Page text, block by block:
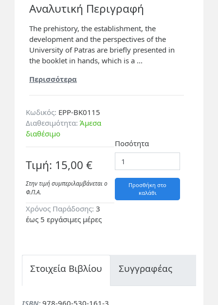
Αναλυτική Περιγραφή
The prehistory, the establishment, the
development and the perspectives of the
University of Patras are briefly presented in
the booklet in hands, which is a ...
Περισσότερα
Κωδικός: EPP-BK0115
Διαθεσιμότητα: Άμεσα
διαθέσιμο
Τιμή: 15,00 €
Στην τιμή συμπεριλαμβάνεται ο
Φ.Π.A.
Χρόνος Παράδοσης: 3
έως 5 εργάσιμες μέρες
Ποσότητα
Προσθήκη στο
καλάθι
Στοιχεία Βιβλίου Συγγραφέας
ISBN: 978-960-530-161-3